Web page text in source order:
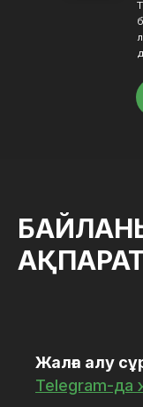
Жалға алу
Telegram-да